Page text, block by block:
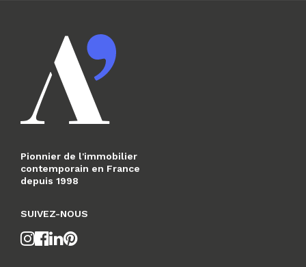
Pionnier de l'immobilier
contemporain en France
depuis 1998
SUIVEZ-NOUS